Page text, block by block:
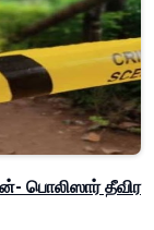
பொலிஸார் தீவிர